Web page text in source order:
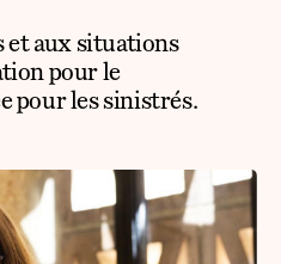
et aux situations
pour le
pour les sinistrés.